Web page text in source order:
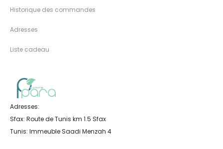
Historique des commandes
Adresses
Liste cadeau
Adresses:
Sfax: Route de Tunis km 1.5 Sfax
Tunis: Immeuble Saadi Menzah 4